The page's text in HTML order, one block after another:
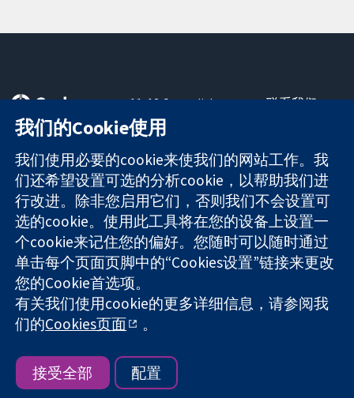
可信任的证据
知情决定
更完善的医疗健
康
11-13 Cavendish
Square
London
W1G 0AN
United Kingdom
联系我们
关于我们
工作机会
Cochrane
Library
The Cochrane Collaboration is a charity (no. 1045921) and a
company limited by guarantee (no. 03044323) registered in
England & Wales. VAT registration number GB 718 2127 49.
版权所有：© 2026 Cochrane协作网
网站条款与条件| 免责声明|隐私权
我们的Cookie使用
我们使用必要的cookie来使我们的网站工作。我
们还希望设置可选的分析cookie，以帮助我们进
行改进。除非您启用它们，否则我们不会设置可
选的cookie。使用此工具将在您的设备上设置一
个cookie来记住您的偏好。您随时可以随时通过
单击每个页面页脚中的“Cookies设置”链接来更改
您的Cookie首选项。
有关我们使用cookie的更多详细信息，请参阅我
们的Cookies页面 。
接受全部 配置